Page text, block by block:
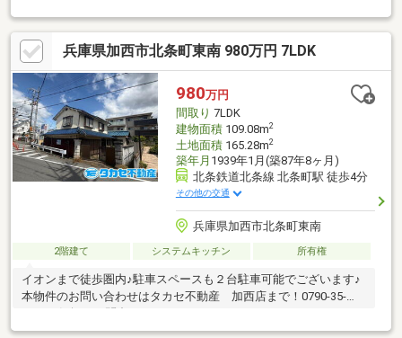
定■壁・天井クロス貼替（LDK・玄関・ホール・2F廊下・洗面室・
トイレ・2階洋室3室・2階納戸）1階和室（壁クロス貼替・畳表
替・襖張替）CF貼替（洗面室・トイレ）、洗面台・トイレ交換バ
ルコニー防水、防蟻工事、TVモニター付インターホン取替、網戸
全室張替
兵庫県加西市北条町東南 980万円 7LDK
980万円
間取り 7LDK
建物面積109.08m2
土地面積165.28m2
築年月 1939年1月(築87年8ヶ月)
北条鉄道北条線 北条町駅 徒歩4分
その他の交通
兵庫県加西市北条町東南
2階建て システムキッチン 所有権
イオンまで徒歩圏内♪駐車スペースも２台駐車可能でございます♪
本物件のお問い合わせはタカセ不動産 加西店まで！0790-35-